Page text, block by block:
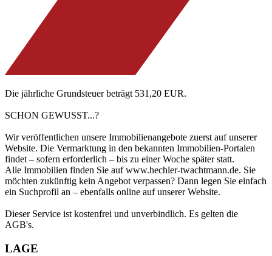
Die jährliche Grundsteuer beträgt 531,20 EUR.
SCHON GEWUSST...?
Wir veröffentlichen unsere Immobilienangebote zuerst auf unserer
Website. Die Vermarktung in den bekannten Immobilien-Portalen
findet – sofern erforderlich – bis zu einer Woche später statt.
Alle Immobilien finden Sie auf www.hechler-twachtmann.de. Sie
möchten zukünftig kein Angebot verpassen? Dann legen Sie einfach
ein Suchprofil an – ebenfalls online auf unserer Website.
Dieser Service ist kostenfrei und unverbindlich. Es gelten die
AGB's.
LAGE